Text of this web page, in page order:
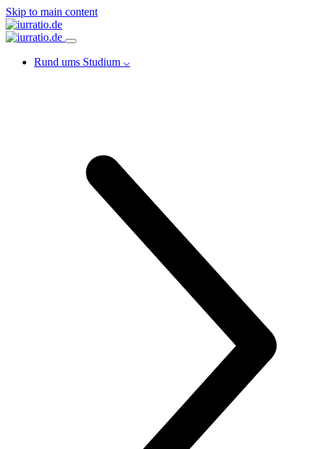
Skip to main content
Rund ums Studium ⌵